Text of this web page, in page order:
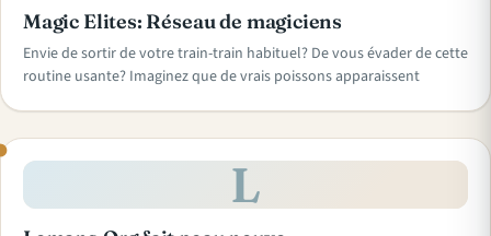
Magic Elites: Réseau de magiciens
Envie de sortir de votre train-train habituel? De vous évader de cette
routine usante? Imaginez que de vrais poissons apparaissent
L